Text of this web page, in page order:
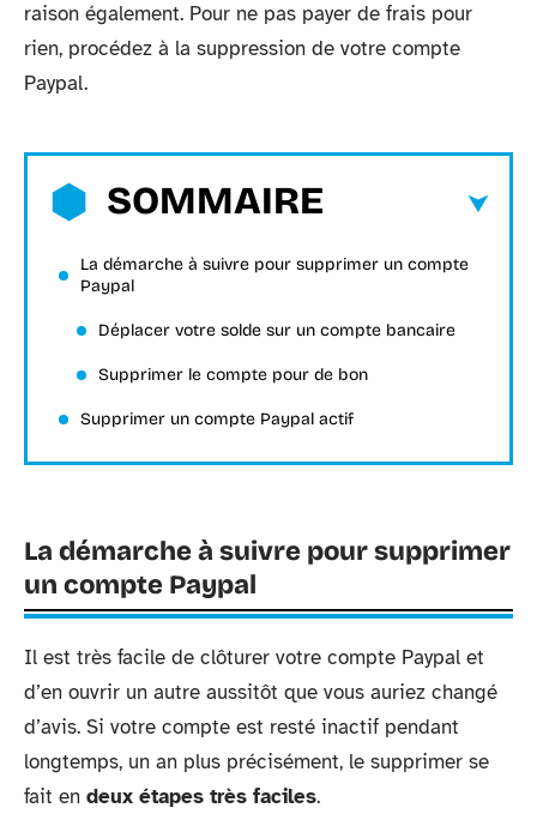
raison également. Pour ne pas payer de frais pour
rien, procédez à la suppression de votre compte
Paypal.
SOMMAIRE
La démarche à suivre pour supprimer un compte
Paypal
Déplacer votre solde sur un compte bancaire
Supprimer le compte pour de bon
Supprimer un compte Paypal actif
La démarche à suivre pour supprimer
un compte Paypal
Il est très facile de clôturer votre compte Paypal et
d’en ouvrir un autre aussitôt que vous auriez changé
d’avis. Si votre compte est resté inactif pendant
longtemps, un an plus précisément, le supprimer se
fait en deux étapes très faciles.